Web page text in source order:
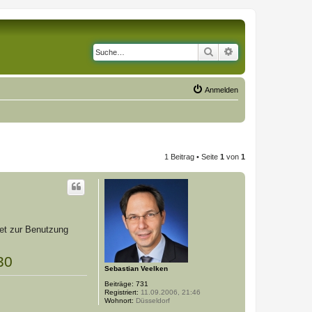
Suche
Anmelden
1 Beitrag • Seite 1 von 1
Sebastian Veelken
Beiträge: 731
Registriert: 11.09.2006, 21:46
Wohnort: Düsseldorf
zur Benutzung